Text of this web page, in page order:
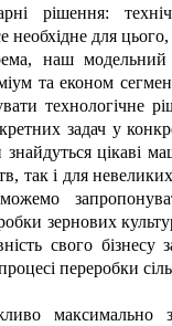
рішення:
необхідне для
наш модельний
та економ
технологічне
задач у
цікаві
так і для
зернових
свого бізнесу
переробки
максимально